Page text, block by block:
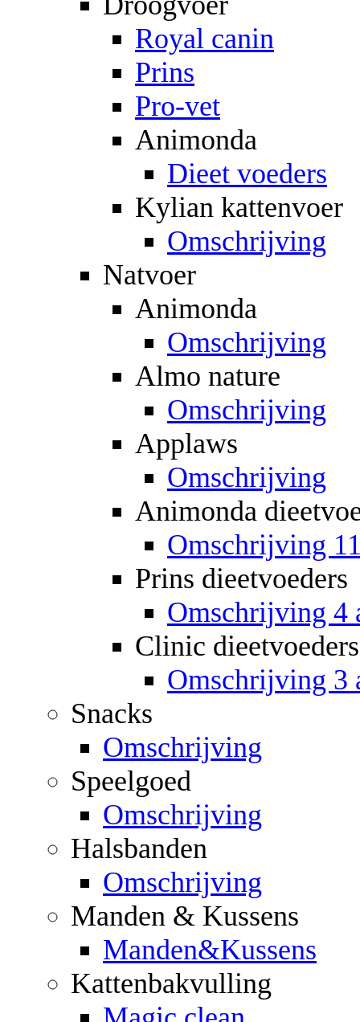
Royal canin
Prins
Pro-vet
Animonda
Dieet voeders
Kylian kattenvoer
Omschrijving
Natvoer
Animonda
Omschrijving
Almo nature
Omschrijving
Applaws
Omschrijving
Animonda
Omschrijving
Prins dieetvoeders
Omschrijving 4
Clinic dieetvoeders
Omschrijving 3
Snacks
Omschrijving
Speelgoed
Omschrijving
Halsbanden
Omschrijving
Manden & Kussens
Manden&Kussens
Kattenbakvulling